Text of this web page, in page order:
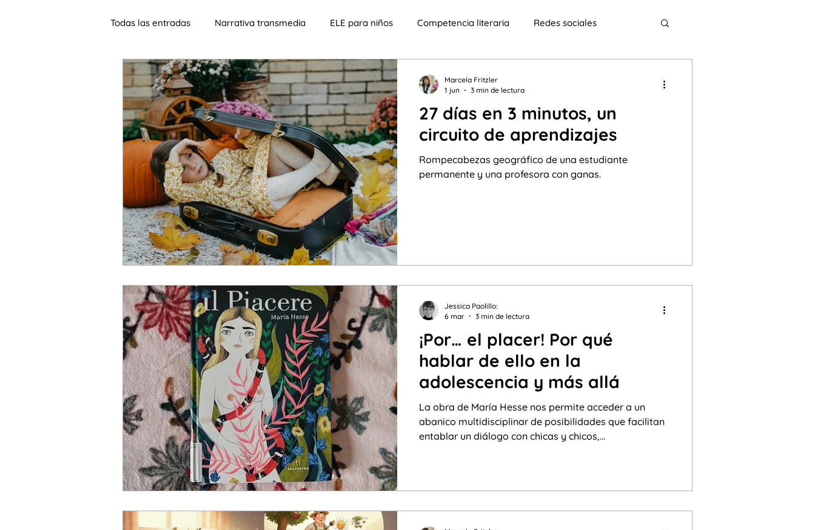
Todas las entradas Narrativa transmedia ELE para niños Competencia literaria Redes sociales
Jornadas Lengua de herencia Tecnología ELE para adolescentes
Materiales Aprendizaje significativo Enfoque educativo Componente lúdico Interculturalidad
Música ELE para adultos aprendizaje lúdico Competencia crítica Clases en línea
SIn fronteras sinohablantes Bilingüismo Migración
inteligencia artificial alfabetismo transmedia Yosoy Sumar palabras Punto y coma
27 días en 3 minutos, un
circuito de aprendizajes
Rompecabezas geográfico de una estudiante
permanente y una profesora con ganas.
Marcela Fritzler
1 jun
3 min de lectura
¡Por… el placer! Por qué
hablar de ello en la
adolescencia y más allá
La obra de María Hesse nos permite acceder a un
abanico multidisciplinar de posibilidades que facilitan
entablar un diálogo con chicas y chicos,
Jessica Paolillo:
6 mar
3 min de lectura